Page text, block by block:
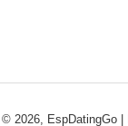
© 2026, EspDatingGo |